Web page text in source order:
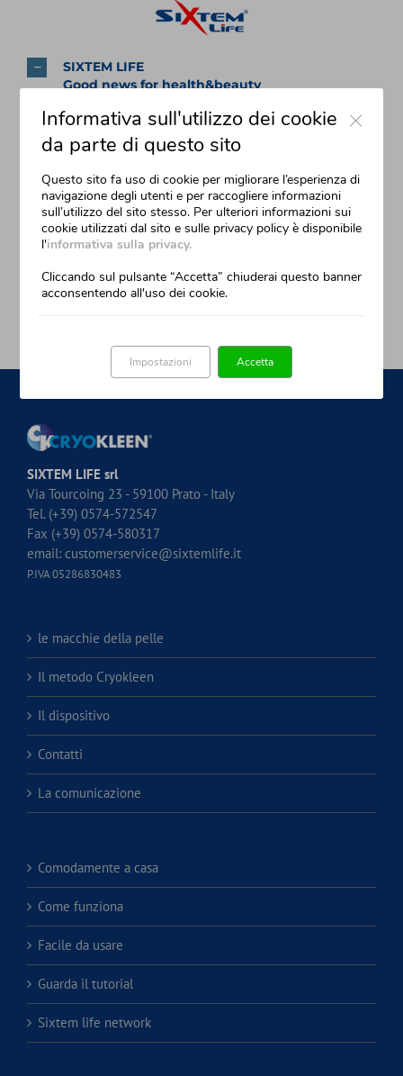
SIXTEM LIFE
Good news for health&beauty
SIXTEM LIFE
è un’azienda di successo nel settore dei prodotti
per la salute e per il benessere della persone. Studia e sviluppa
dispositivi e sistemi di automedicazione con tecnologia
mondo da partner di profilo e dimensione internazionale
specializzati nei canali farmaceutico e OTC.
é innovazione e sicurezza
SIXTEM LIFE srl
Via Tourcoing 23 - 59100 Prato - Italy
Tel. (+39) 0574-572547
Fax (+39) 0574-580317
email: customerservice@sixtemlife.it
P.IVA 05286830483
le macchie della pelle
Il metodo Cryokleen
Il dispositivo
Contatti
La comunicazione
Comodamente a casa
Come funziona
Facile da usare
Guarda il tutorial
Sixtem life network
Informativa sull'utilizzo dei cookie
da parte di questo sito
Questo sito fa uso di cookie per migliorare l’esperienza di
navigazione degli utenti e per raccogliere informazioni
sull’utilizzo del sito stesso. Per ulteriori informazioni sui
cookie utilizzati dal sito e sulle privacy policy è disponibile
l'informativa sulla privacy.
Cliccando sul pulsante “Accetta” chiuderai questo banner
acconsentendo all'uso dei cookie.
Accetta
Impostazioni